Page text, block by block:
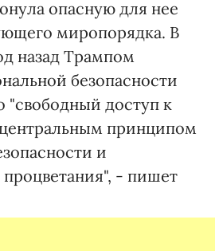
опасную для нее
миропорядка. В
назад Трампом
безопасности
"свободный доступ к
принципом
и
- пишет